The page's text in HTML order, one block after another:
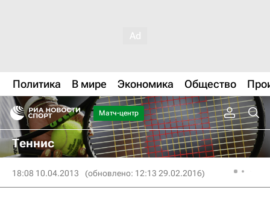
Политика В мире Экономика Общество
Матч-центр
Теннис
18:08 10.04.2013 (обновлено: 12:13 29.02.2016)